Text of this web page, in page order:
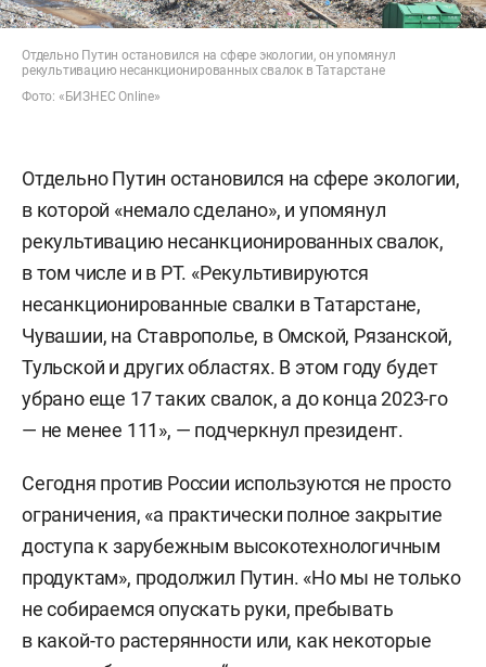
Отдельно Путин остановился на сфере экологии, он упомянул
рекультивацию несанкционированных свалок в Татарстане
Фото: «БИЗНЕС Online»
Отдельно Путин остановился на сфере экологии,
в которой «немало сделано», и упомянул
рекультивацию несанкционированных свалок,
в том числе и в РТ. «Рекультивируются
несанкционированные свалки в Татарстане,
Чувашии, на Ставрополье, в Омской, Рязанской,
Тульской и других областях. В этом году будет
убрано еще 17 таких свалок, а до конца 2023-го
— не менее 111», — подчеркнул президент.
Сегодня против России используются не просто
ограничения, «а практически полное закрытие
доступа к зарубежным высокотехнологичным
продуктам», продолжил Путин. «Но мы не только
не собираемся опускать руки, пребывать
в какой-то растерянности или, как некоторые